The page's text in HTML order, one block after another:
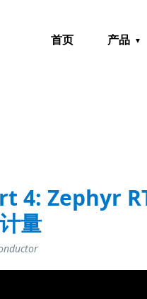
首页 产品
4: Zephyr
量